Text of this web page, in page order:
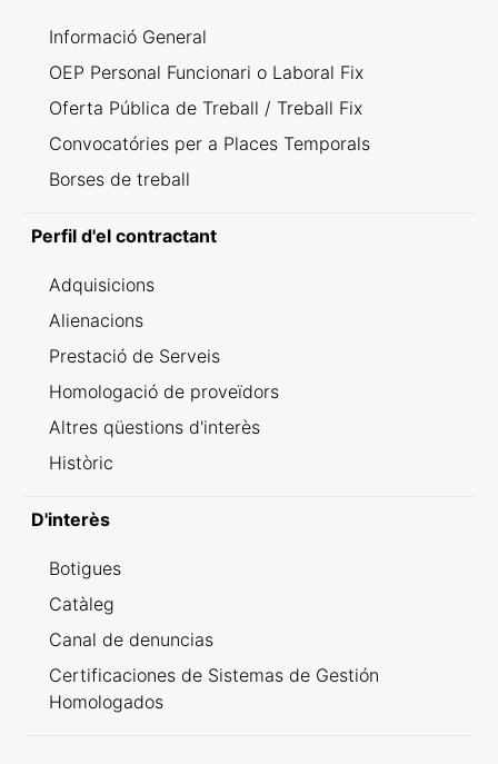
Informació General
OEP Personal Funcionari o Laboral Fix
Oferta Pública de Treball / Treball Fix
Convocatóries per a Places Temporals
Borses de treball
Perfil d'el contractant
Adquisicions
Alienacions
Prestació de Serveis
Homologació de proveïdors
Altres qüestions d'interès
Històric
D'interès
Botigues
Catàleg
Canal de denuncias
Certificaciones de Sistemas de Gestión
Homologados